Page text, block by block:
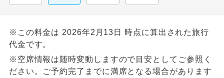
※この料金は 2026年2月13日 時点に算出された旅行
代金です。
※空席情報は随時変動しますので目安としてご参照く
ださい。ご予約完了までに満席となる場合があります